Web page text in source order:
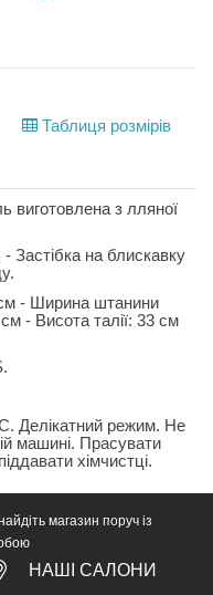
Таблиця розмірів
виготовлена з лляної
Застібка на блискавку
- Ширина штанини
- Висота талії: 33 см
Делікатний режим. Не
машині. Прасувати
хімчистці.
магазин поруч із
НАШІ САЛОНИ